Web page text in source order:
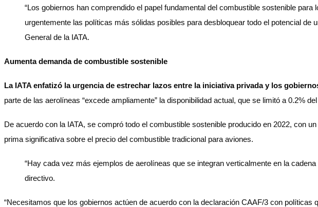
“Los gobiernos han comprendido el papel fundamental del combustible sostenible
urgentemente las políticas más sólidas posibles para desbloquear todo el potencial
General de la IATA.
Aumenta demanda de combustible sostenible
La IATA enfatizó la urgencia de estrechar lazos entre la iniciativa privada y los
parte de las aerolíneas “excede ampliamente” la disponibilidad actual, que se limitó a 0.2%
De acuerdo con la IATA, se compró todo el combustible sostenible producido en 2022, con
prima significativa sobre el precio del combustible tradicional para aviones.
“Hay cada vez más ejemplos de aerolíneas que se integran verticalmente en la
directivo.
“Necesitamos que los gobiernos actúen de acuerdo con la declaración CAAF/3 con